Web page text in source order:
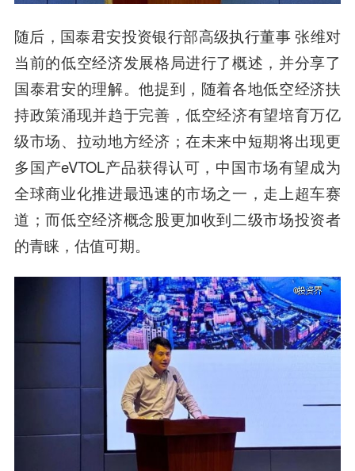
随后，国泰君安投资银行部高级执行董事 张维对
当前的低空经济发展格局进行了概述，并分享了
国泰君安的理解。他提到，随着各地低空经济扶
持政策涌现并趋于完善，低空经济有望培育万亿
级市场、拉动地方经济；在未来中短期将出现更
多国产eVTOL产品获得认可，中国市场有望成为
全球商业化推进最迅速的市场之一，走上超车赛
道；而低空经济概念股更加收到二级市场投资者
的青睐，估值可期。